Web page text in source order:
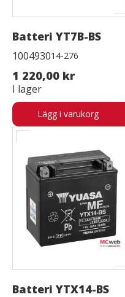
Batteri YT7B-BS
100493014-276
1 220,00 kr
I lager
Lägg i varukorg
Batteri YTX14-BS